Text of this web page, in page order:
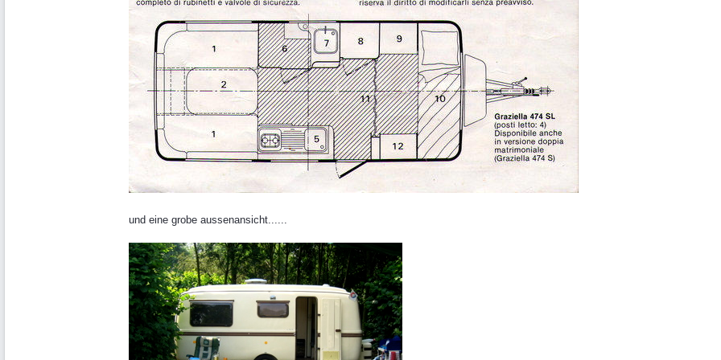
und eine grobe aussenansicht......